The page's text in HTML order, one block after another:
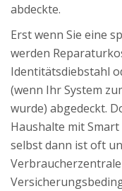
abdeckte.
Erst wenn Sie eine
werden
Identitätsdiebstahl
(wenn Ihr System
wurde) abgedeckt.
Haushalte mit
selbst dann ist oft